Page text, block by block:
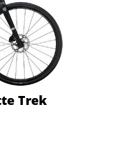
Trek